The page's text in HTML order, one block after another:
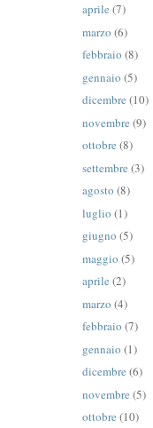
aprile (7)
marzo (6)
febbraio (8)
gennaio (5)
dicembre (10)
novembre (9)
ottobre (8)
settembre (3)
agosto (8)
luglio (1)
giugno (5)
maggio (5)
aprile (2)
marzo (4)
febbraio (7)
gennaio (1)
dicembre (6)
novembre (5)
ottobre (10)